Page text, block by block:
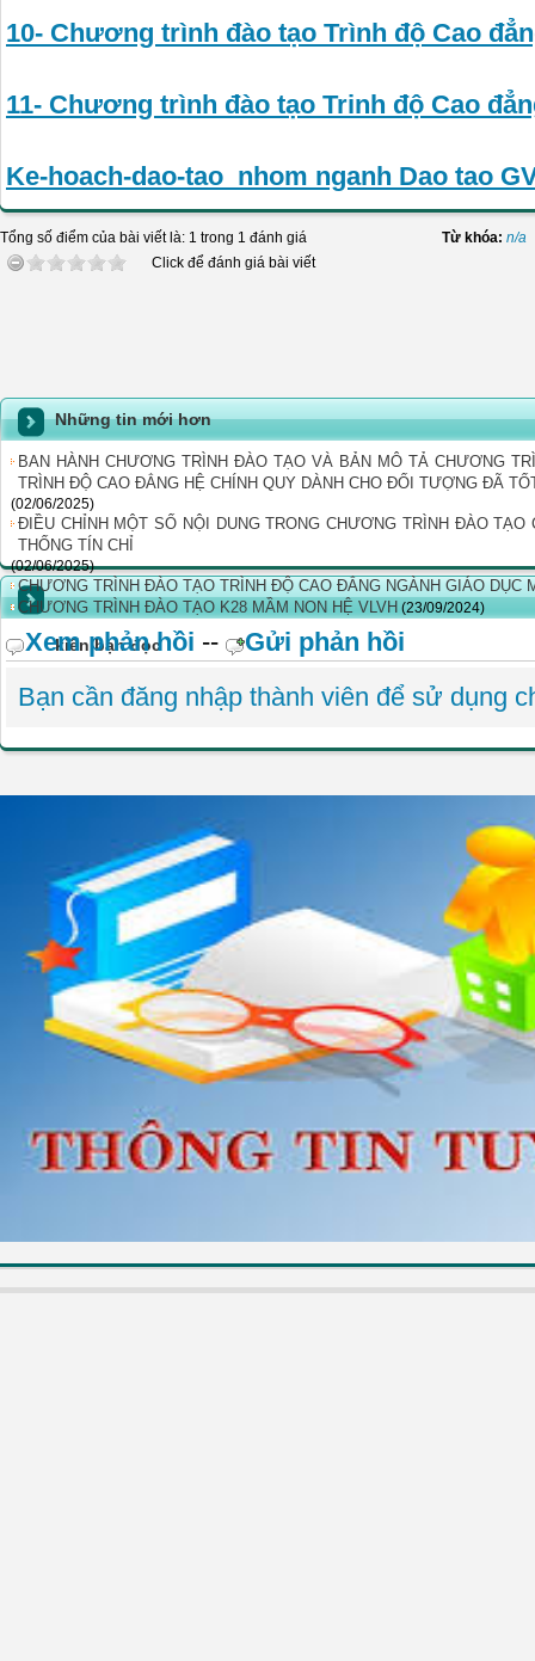
10- Chương trình đào tạo Trình độ Cao
11- Chương trình đào tạo Trinh độ Cao
Ke-hoach-dao-tao_nhom nganh Dao tao
Tổng số điểm của bài viết là: 1 trong 1 đánh giá
Click để đánh giá bài viết
Từ khóa: n/a
Những tin mới hơn
BAN HÀNH CHƯƠNG TRÌNH ĐÀO TẠO VÀ BẢN MÔ TẢ CHƯƠNG
TRÌNH ĐỘ CAO ĐẲNG HỆ CHÍNH QUY DÀNH CHO ĐỐI TƯỢNG ĐÃ
(02/06/2025)
ĐIỀU CHỈNH MỘT SỐ NỘI DUNG TRONG CHƯƠNG TRÌNH ĐÀO
THỐNG TÍN CHỈ
(02/06/2025)
CHƯƠNG TRÌNH ĐÀO TẠO TRÌNH ĐỘ CAO ĐẲNG NGÀNH GIÁO DỤC
CHƯƠNG TRÌNH ĐÀO TẠO K28 MẦM NON HỆ VLVH (23/09/2024)
kiến bạn đọc
Xem phản hồi --
Gửi phản hồi
Bạn cần đăng nhập thành viên để sử dụng